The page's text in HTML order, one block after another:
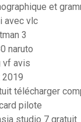
et
avec vlc
3
naruto
vf avis
2019
télécharger
pilote
studio 7 gratuit